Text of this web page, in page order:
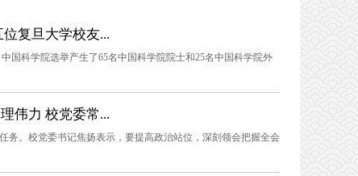
复旦大学校友...
国科学院选举产生了65名中国科学院院士和25名中国科学院外
伟力 校党委常...
务。校党委书记焦扬表示，要提高政治站位，深刻领会把握全会